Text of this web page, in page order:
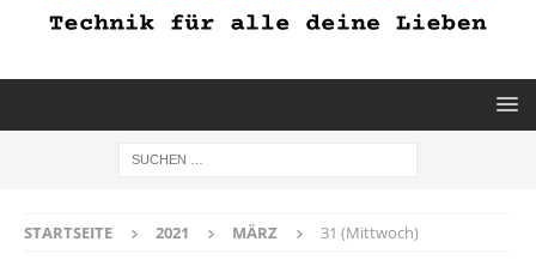
STARTSEITE 2021 MÄRZ 31 (Mittwoch)